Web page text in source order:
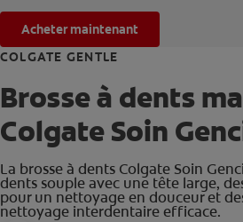
Acheter maintenant
COLGATE GENTLE
Brosse à dents
Colgate Soin
La brosse à dents Colgate Soin
dents souple avec une tête large,
pour un nettoyage en douceur et
nettoyage interdentaire efficace.